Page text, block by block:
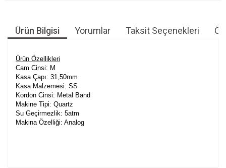
Ürün Bilgisi Yorumlar Taksit Seçenekleri
Ürün Özellikleri
Cam Cinsi: M
Kasa Çapı: 31,50mm
Kasa Malzemesi: SS
Kordon Cinsi: Metal Band
Makine Tipi: Quartz
Su Geçirmezlik: 5atm
Makina Özelliği: Analog